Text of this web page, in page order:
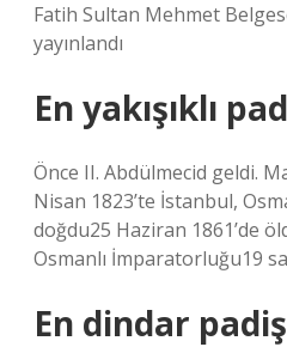
Fatih Sultan Mehmet
yayınlandı
En yakışıklı
Önce II. Abdülmecid geldi.
Nisan 1823’te İstanbul,
doğdu25 Haziran 1861’de
Osmanlı İmparatorluğu19
En dindar